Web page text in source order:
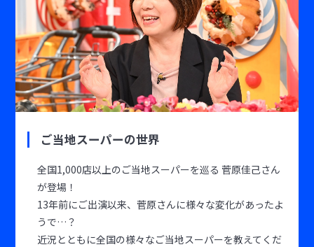
ご当地スーパーの世界
全国1,000店以上のご当地スーパーを巡る 菅原佳己さん
が登場！
13年前にご出演以来、菅原さんに様々な変化があったよ
うで…？
近況とともに全国の様々なご当地スーパーを教えてくだ